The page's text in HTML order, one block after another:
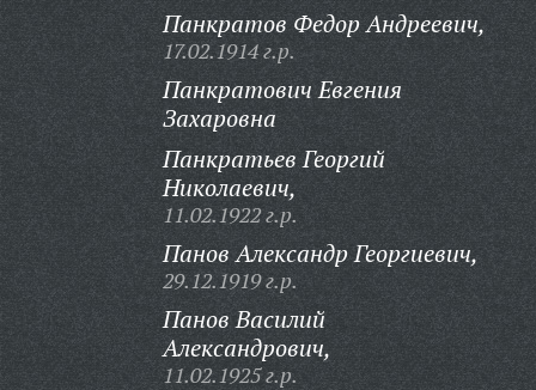
Панкратов Федор Андреевич,
17.02.1914 г.р.
Панкратович Евгения
Захаровна
Панкратьев Георгий
Николаевич,
11.02.1922 г.р.
Панов Александр Георгиевич,
29.12.1919 г.р.
Панов Василий
Александрович,
11.02.1925 г.р.